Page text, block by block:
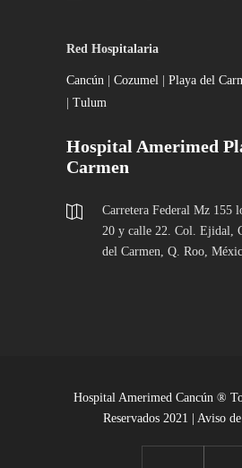
Red Hospitalaria
Cancún Cozumel Playa del
Tulum
Hospital Amerimed
Carmen
Carretera Federal Mz 155
20 y calle 22. Col. Ejidal,
del Carmen, Q. Roo,
Hospital Amerimed Cancún ®
Reservados 2021 | Aviso